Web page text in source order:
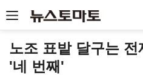
노조 표밭 달구는
'네 번째'